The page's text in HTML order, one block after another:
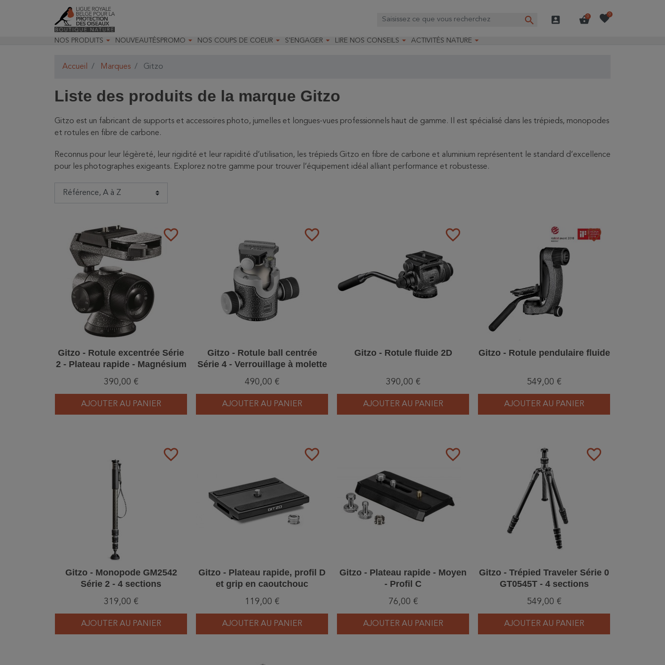
search account_box shopping_basket
0 favorite0
NOS PRODUITS 
Optique
Randonnées & observations 
Livres & papeterie 
Décoration & accessoires 
Cartes cadeaux
NOUVEAUTÉS PROMO 
Promo Optique
NOS COUPS DE COEUR  S'ENGAGER  LIRE NOS CONSEILS  ACTIVITÉS NATURE 
Accueil Marques Gitzo
Liste des produits de la marque Gitzo
Gitzo est un fabricant de supports et accessoires photo, jumelles et longues-vues professionnels haut de gamme. Il est spécialisé dans les trépieds, monopodes
et rotules en fibre de carbone.
Reconnus pour leur légèreté, leur rigidité et leur rapidité d’utilisation, les trépieds Gitzo en fibre de carbone et aluminium représentent le standard d’excellence
pour les photographes exigeants. Explorez notre gamme pour trouver l’équipement idéal alliant performance et robustesse.
favorite_border
Gitzo - Rotule excentrée Série
2 - Plateau rapide - Magnésium
390,00 €
AJOUTER AU PANIER
favorite_border
Gitzo - Rotule ball centrée
Série 4 - Verrouillage à molette
490,00 €
AJOUTER AU PANIER
favorite_border
Gitzo - Rotule fluide 2D
390,00 €
AJOUTER AU PANIER
favorite_border
Gitzo - Rotule pendulaire fluide
549,00 €
AJOUTER AU PANIER
favorite_border
Gitzo - Monopode GM2542
Série 2 - 4 sections
319,00 €
AJOUTER AU PANIER
favorite_border
Gitzo - Plateau rapide, profil D
et grip en caoutchouc
119,00 €
AJOUTER AU PANIER
favorite_border
Gitzo - Plateau rapide - Moyen
- Profil C
76,00 €
AJOUTER AU PANIER
favorite_border
Gitzo - Trépied Traveler Série 0
GT0545T - 4 sections
549,00 €
AJOUTER AU PANIER